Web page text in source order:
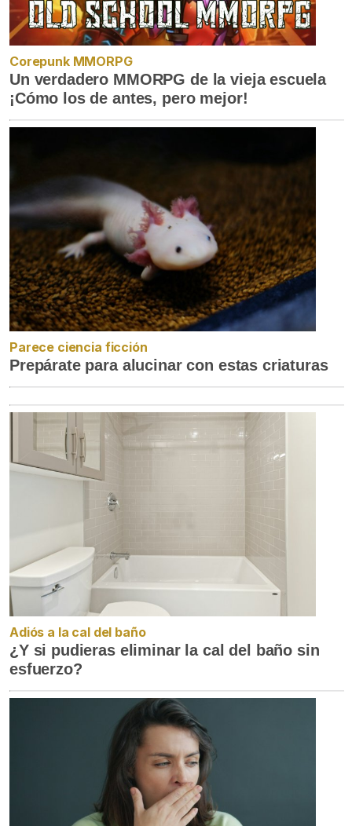
Corepunk MMORPG
Un verdadero MMORPG de la vieja escuela
¡Cómo los de antes, pero mejor!
Parece ciencia ficción
Prepárate para alucinar con estas criaturas
Adiós a la cal del baño
¿Y si pudieras eliminar la cal del baño sin
esfuerzo?